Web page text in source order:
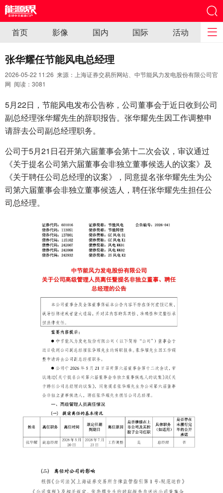
首页 影像 国内 国际 活动
张华耀任节能风电总经理
2026-05-22 11:26 来源：上海证券交易所网站、中节能风力发电股份有限公司官
网 阅读： 3081
5月22日，节能风电发布公告称，公司董事会于近日收到公司
副总经理张华耀先生的辞职报告。张华耀先生因工作调整申
请辞去公司副总经理职务。
公司于5月21日召开第六届董事会第十二次会议，审议通过
《关于提名公司第六届董事会非独立董事候选人的议案》及
《关于聘任公司总经理的议案》，同意提名张华耀先生为公
司第六届董事会非独立董事候选人，聘任张华耀先生担任公
司总经理。